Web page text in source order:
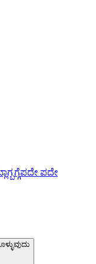
ಬಗ್ಗೆಪದೇ ಪದೇ